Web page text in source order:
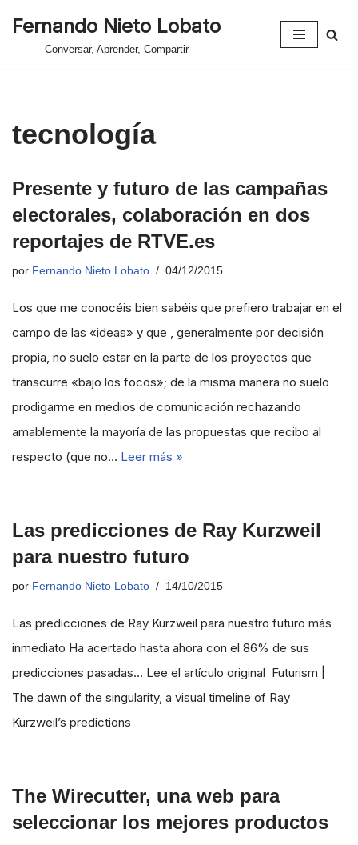
Fernando Nieto Lobato
Conversar, Aprender, Compartir
tecnología
Presente y futuro de las campañas
electorales, colaboración en dos
reportajes de RTVE.es
por Fernando Nieto Lobato 04/12/2015
Los que me conocéis bien sabéis que prefiero trabajar en el
campo de las «ideas» y que , generalmente por decisión
propia, no suelo estar en la parte de los proyectos que
transcurre «bajo los focos»; de la misma manera no suelo
prodigarme en medios de comunicación rechazando
amablemente la mayoría de las propuestas que recibo al
respecto (que no… Leer más »
Las predicciones de Ray Kurzweil
para nuestro futuro
por Fernando Nieto Lobato 14/10/2015
Las predicciones de Ray Kurzweil para nuestro futuro más
inmediato Ha acertado hasta ahora con el 86% de sus
predicciones pasadas… Lee el artículo original Futurism |
The dawn of the singularity, a visual timeline of Ray
Kurzweil’s predictions
The Wirecutter, una web para
seleccionar los mejores productos